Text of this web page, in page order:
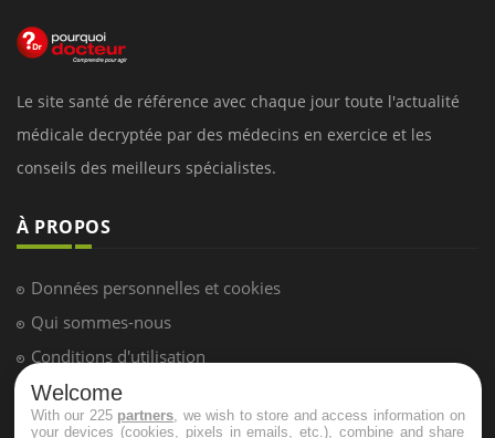
Le site santé de référence avec chaque jour toute l'actualité
médicale decryptée par des médecins en exercice et les
conseils des meilleurs spécialistes.
À PROPOS
Données personnelles et cookies
Qui sommes-nous
Conditions d'utilisation
Plan du site
Mentions Légales
Welcome
With our 225 partners , we wish to store and access information on
your devices (cookies, pixels in emails, etc.), combine and share